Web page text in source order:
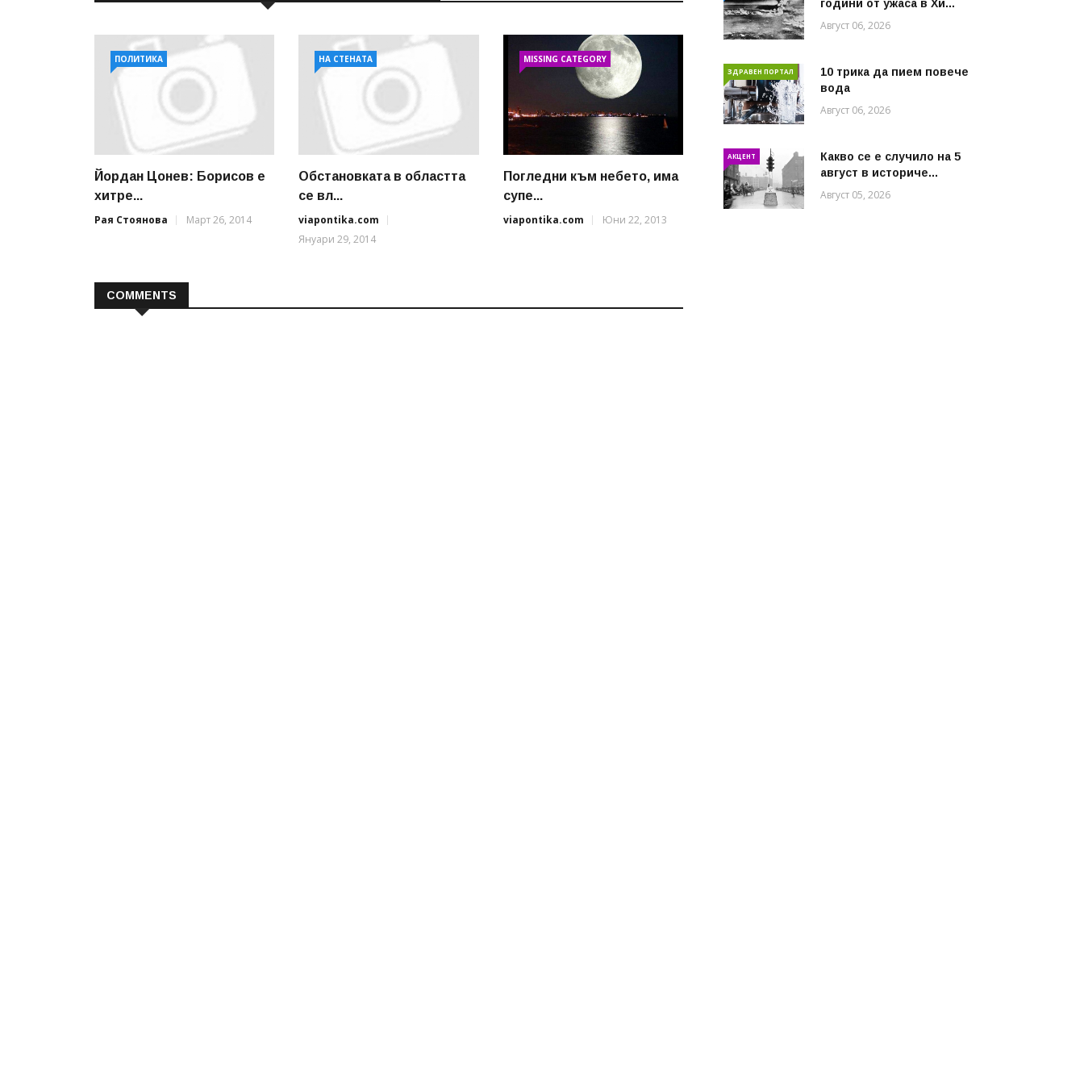
ПОЛИТИКА
Йордан Цонев: Борисов е
хитре...
Рая Стоянова
Март 26, 2014
НА СТЕНАТА
Обстановката в областта
се вл...
viapontika.com
Януари 29, 2014
MISSING CATEGORY
Погледни към небето, има
супе...
viapontika.com
Юни 22, 2013
COMMENTS
години от ужаса в Хи...
Август 06, 2026
ЗДРАВЕН ПОРТАЛ
10 трика да пием повече
вода
Август 06, 2026
АКЦЕНТ
Какво се е случило на 5
август в историче...
Август 05, 2026